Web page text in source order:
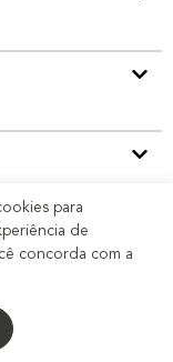
para
de
concorda com a